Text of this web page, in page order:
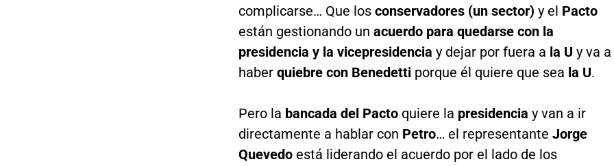
complicarse… Que los conservadores (un sector) y el Pacto
están gestionando un acuerdo para quedarse con la
presidencia y la vicepresidencia y dejar por fuera a la U y va a
haber quiebre con Benedettiporque él quiere que sea la U.
Pero la bancada del Pactoquiere la presidencia y van a ir
directamente a hablar con Petro… el representante Jorge
Quevedoestá liderando el acuerdo por el lado de los